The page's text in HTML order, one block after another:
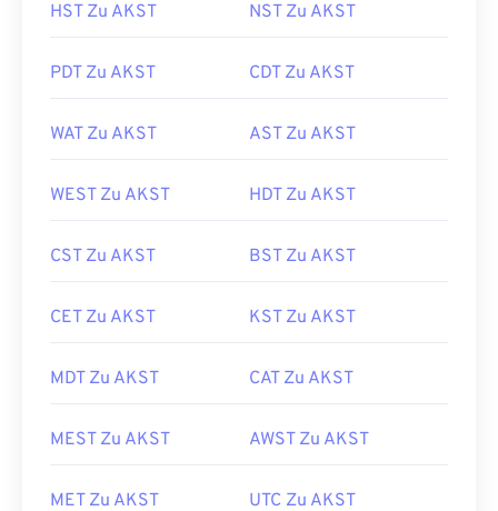
HST Zu AKST NST Zu AKST
PDT Zu AKST CDT Zu AKST
WAT Zu AKST AST Zu AKST
WEST Zu AKST HDT Zu AKST
CST Zu AKST BST Zu AKST
CET Zu AKST KST Zu AKST
MDT Zu AKST CAT Zu AKST
MEST Zu AKST AWST Zu AKST
MET Zu AKST UTC Zu AKST